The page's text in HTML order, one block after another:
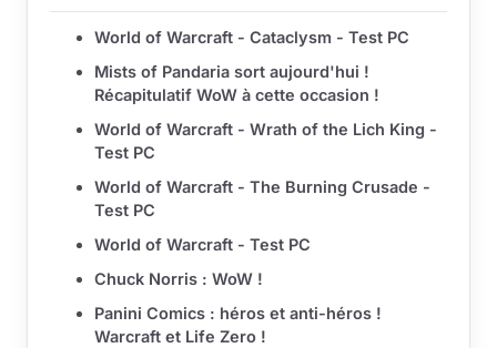
World of Warcraft - Cataclysm - Test PC
Mists of Pandaria sort aujourd'hui !
Récapitulatif WoW à cette occasion !
World of Warcraft - Wrath of the Lich King -
Test PC
World of Warcraft - The Burning Crusade -
Test PC
World of Warcraft - Test PC
Chuck Norris : WoW !
Panini Comics : héros et anti-héros !
Warcraft et Life Zero !